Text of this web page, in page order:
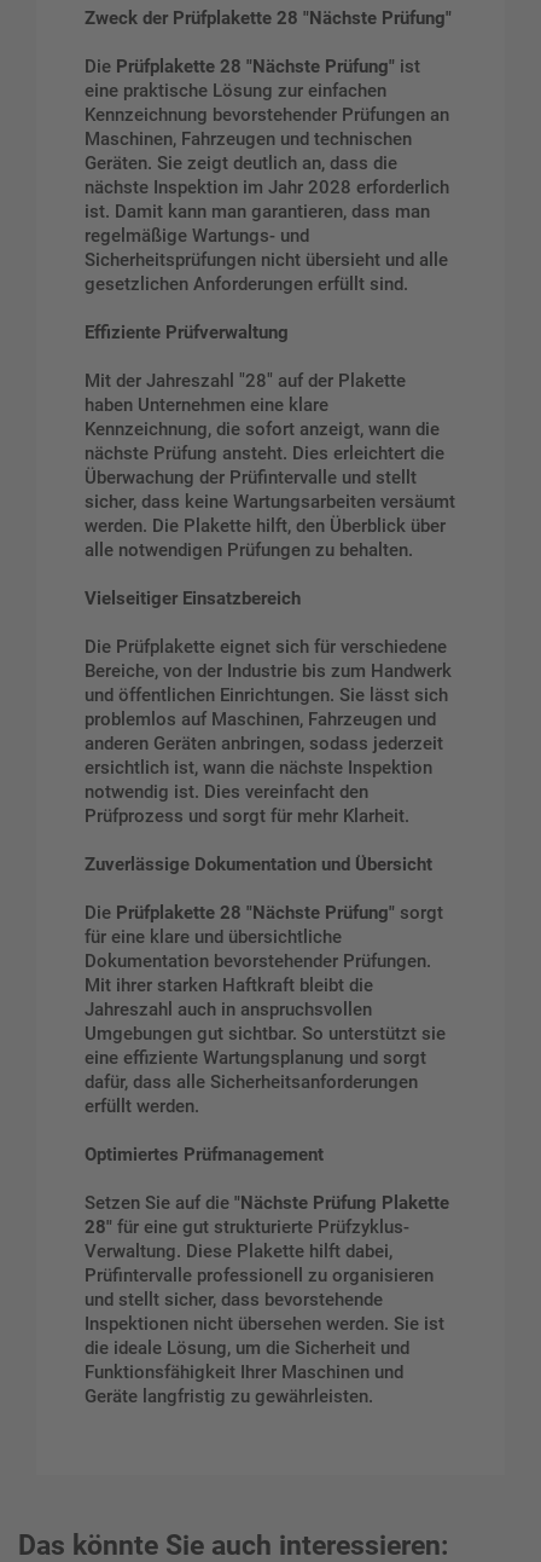
Zweck der Prüfplakette 28 "Nächste Prüfung"
Die Prüfplakette 28 "Nächste Prüfung" ist
eine praktische Lösung zur einfachen
Kennzeichnung bevorstehender Prüfungen an
Maschinen, Fahrzeugen und technischen
Geräten. Sie zeigt deutlich an, dass die
nächste Inspektion im Jahr 2028 erforderlich
ist. Damit kann man garantieren, dass man
regelmäßige Wartungs- und
Sicherheitsprüfungen nicht übersieht und alle
gesetzlichen Anforderungen erfüllt sind.
Effiziente Prüfverwaltung
Mit der Jahreszahl "28" auf der Plakette
haben Unternehmen eine klare
Kennzeichnung, die sofort anzeigt, wann die
nächste Prüfung ansteht. Dies erleichtert die
Überwachung der Prüfintervalle und stellt
sicher, dass keine Wartungsarbeiten versäumt
werden. Die Plakette hilft, den Überblick über
alle notwendigen Prüfungen zu behalten.
Vielseitiger Einsatzbereich
Die Prüfplakette eignet sich für verschiedene
Bereiche, von der Industrie bis zum Handwerk
und öffentlichen Einrichtungen. Sie lässt sich
problemlos auf Maschinen, Fahrzeugen und
anderen Geräten anbringen, sodass jederzeit
ersichtlich ist, wann die nächste Inspektion
notwendig ist. Dies vereinfacht den
Prüfprozess und sorgt für mehr Klarheit.
Zuverlässige Dokumentation und Übersicht
Die Prüfplakette 28 "Nächste Prüfung" sorgt
für eine klare und übersichtliche
Dokumentation bevorstehender Prüfungen.
Mit ihrer starken Haftkraft bleibt die
Jahreszahl auch in anspruchsvollen
Umgebungen gut sichtbar. So unterstützt sie
eine effiziente Wartungsplanung und sorgt
dafür, dass alle Sicherheitsanforderungen
erfüllt werden.
Optimiertes Prüfmanagement
Setzen Sie auf die "Nächste Prüfung Plakette
28" für eine gut strukturierte Prüfzyklus-
Verwaltung. Diese Plakette hilft dabei,
Prüfintervalle professionell zu organisieren
und stellt sicher, dass bevorstehende
Inspektionen nicht übersehen werden. Sie ist
die ideale Lösung, um die Sicherheit und
Funktionsfähigkeit Ihrer Maschinen und
Geräte langfristig zu gewährleisten.
Das könnte Sie auch interessieren: